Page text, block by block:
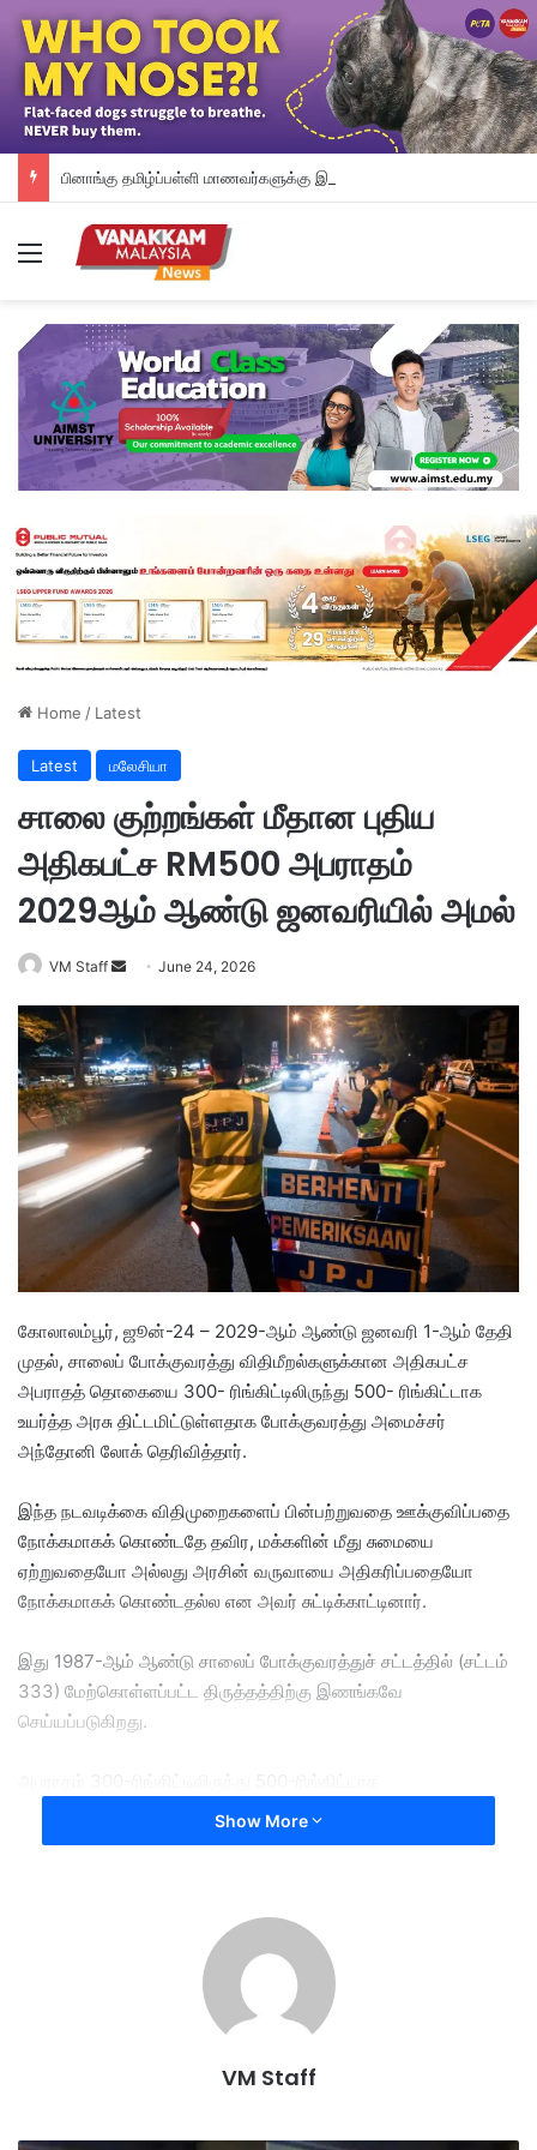
Menu
Home / Latest
Latest மலேசியா
சாலை குற்றங்கள் மீதான புதிய
அதிகபட்ச RM500 அபராதம்
2029ஆம் ஆண்டு ஜனவரியில் அமல்
VM Staff
d
a
e
m
i
June 24, 2026
கோலாலம்பூர், ஜூன்-24 – 2029-ஆம் ஆண்டு ஜனவரி 1-ஆம் தேதி
முதல், சாலைப் போக்குவரத்து விதிமீறல்களுக்கான அதிகபட்ச
அபராதத் தொகையை 300- ரிங்கிட்டிலிருந்து 500- ரிங்கிட்டாக
உயர்த்த அரசு திட்டமிட்டுள்ளதாக போக்குவரத்து அமைச்சர்
அந்தோனி லோக் தெரிவித்தார்.
இந்த நடவடிக்கை விதிமுறைகளைப் பின்பற்றுவதை ஊக்குவிப்பதை
நோக்கமாகக் கொண்டதே தவிர, மக்களின் மீது சுமையை
ஏற்றுவதையோ அல்லது அரசின் வருவாயை அதிகரிப்பதையோ
நோக்கமாகக் கொண்டதல்ல என அவர் சுட்டிக்காட்டினார்.
இது 1987-ஆம் ஆண்டு சாலைப் போக்குவரத்துச் சட்டத்தில் (சட்டம்
333) மேற்கொள்ளப்பட்ட திருத்தத்திற்கு இணங்கவே
செய்யப்படுகிறது.
உயர்த்தப்பட்டிருப்பது, விதிமீறலில் ஈடுபடும் அனைவருக்கும் இயல்பாக
500 ரிங்கிட் அபராதம் அல்லது (compound) விதிக்கப்படும் என்று
அபராதம் விதிக்கப்படக்கூடிய (compound) குற்றங்களைப்
பொறுத்தவரை, இந்தத் திருத்தமானது அபராதத் தொகையின்
அதிகபட்ச வரம்பை உயர்த்துகிறது.
காலத்திற்கேற்றதாகவும், குற்றத்தைத் தடுப்பதில் அதிகச்
மாற்றியமைக்கப்பட்டுள்ளது என்று இன்று மக்களவையில் சாலைப்
Show More
VM Staff